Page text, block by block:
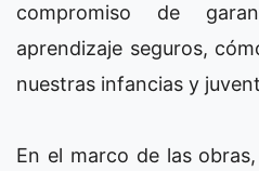
compromiso de
aprendizaje seguros,
nuestras infancias y
En el marco de las